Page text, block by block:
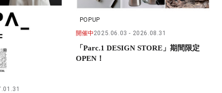
POPUP
開催中2025.06.03 2026.08.31
「Parc.1 DESIGN STORE」期間限定
OPEN！